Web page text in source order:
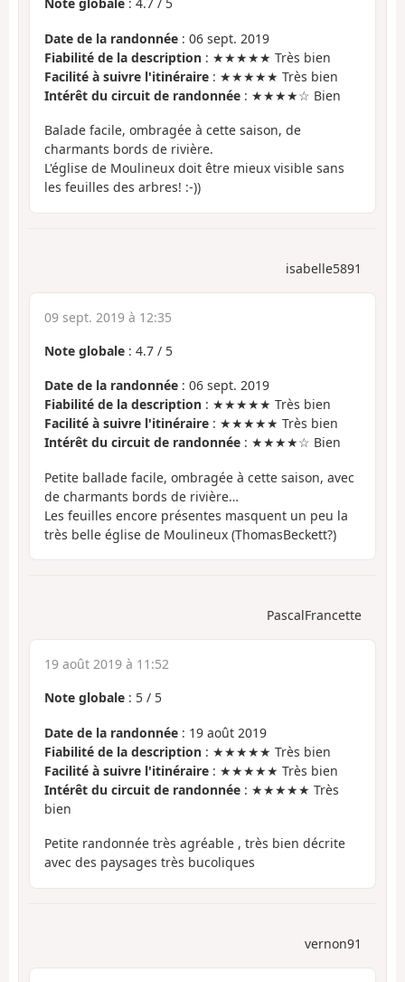
Date de la randonnée : 06 sept. 2019
Fiabilité de la description : ★★★★★ Très bien
Facilité à suivre l'itinéraire : ★★★★★ Très bien
Intérêt du circuit de randonnée : ★★★★☆ Bien
Balade facile, ombragée à cette saison, de
charmants bords de rivière.
L'église de Moulineux doit être mieux visible sans
les feuilles des arbres! :-))
isabelle5891
09 sept. 2019 à 12:35
Note globale : 4.7 / 5
Date de la randonnée : 06 sept. 2019
Fiabilité de la description : ★★★★★ Très bien
Facilité à suivre l'itinéraire : ★★★★★ Très bien
Intérêt du circuit de randonnée : ★★★★☆ Bien
Petite ballade facile, ombragée à cette saison, avec
de charmants bords de rivière…
Les feuilles encore présentes masquent un peu la
très belle église de Moulineux (ThomasBeckett?)
PascalFrancette
19 août 2019 à 11:52
Note globale : 5 / 5
Date de la randonnée : 19 août 2019
Fiabilité de la description : ★★★★★ Très bien
Facilité à suivre l'itinéraire : ★★★★★ Très bien
Intérêt du circuit de randonnée : ★★★★★ Très
bien
Petite randonnée très agréable , très bien décrite
avec des paysages très bucoliques
vernon91